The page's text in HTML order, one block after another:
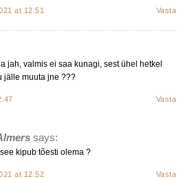
at 12:51 Vasta
jah, valmis ei saa kunagi, sest ühel hetkel
jälle muuta jne ???
Vasta
says:
kipub tõesti olema ?
at 12:52 Vasta